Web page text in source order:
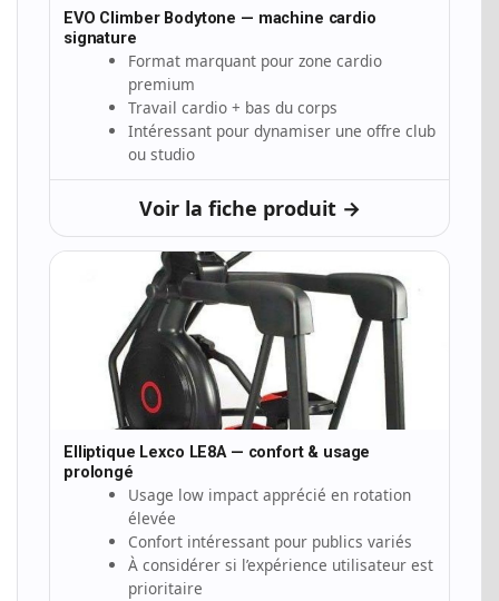
EVO Climber Bodytone — machine cardio
signature
Format marquant pour zone cardio
premium
Travail cardio + bas du corps
Intéressant pour dynamiser une offre club
ou studio
Voir la fiche produit →
Elliptique Lexco LE8A — confort & usage
prolongé
Usage low impact apprécié en rotation
élevée
Confort intéressant pour publics variés
À considérer si l’expérience utilisateur est
prioritaire